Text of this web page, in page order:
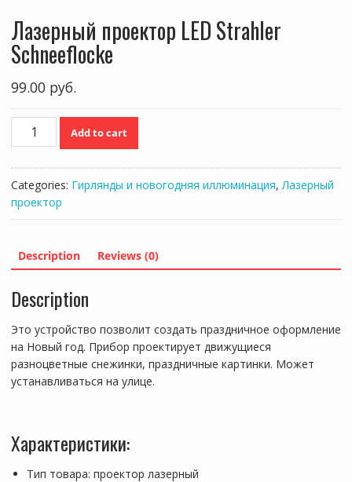
Лазерный проектор LED Strahler
Schneeflocke
99.00 руб.
Лазерный
проектор
Schneeflocke
quantity
Add to cart
Categories: Гирлянды и новогодняя иллюминация,Лазерный
проектор
Description Reviews (0)
Description
Это устройство позволит создать праздничное оформление
на Новый год. Прибор проектирует движущиеся
разноцветные снежинки, праздничные картинки. Может
устанавливаться на улице.
Характеристики:
Тип товара: проектор лазерный